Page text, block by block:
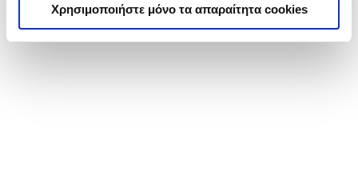
Χρησιμοποιήστε μόνο τα απαραίτητα cookies